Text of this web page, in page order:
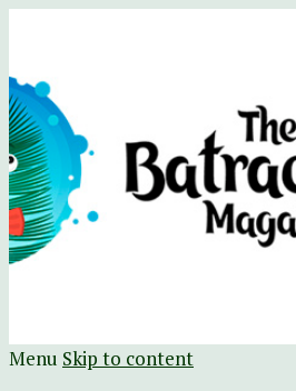
The
Батрахоспермум
Menu Skip to content